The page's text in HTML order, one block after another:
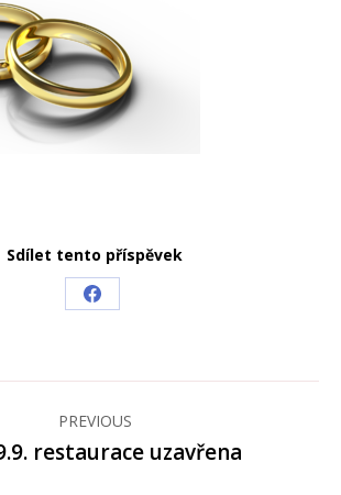
Sdílet tento příspěvek
Share
Facebook
PREVIOUS
Previous
restaurace uzavřena